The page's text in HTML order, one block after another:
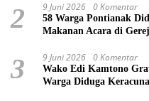
2 9 Juni 2026 0 Komentar
58 Warga Pontianak
Makanan Acara di
3 9 Juni 2026 0 Komentar
Wako Edi Kamtono
Warga Diduga